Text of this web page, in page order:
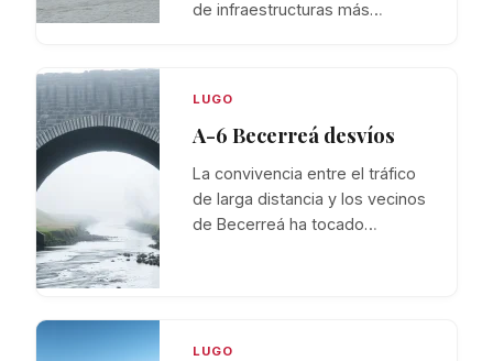
de infraestructuras más…
LUGO
A-6 Becerreá desvíos
La convivencia entre el tráfico
de larga distancia y los vecinos
de Becerreá ha tocado…
LUGO